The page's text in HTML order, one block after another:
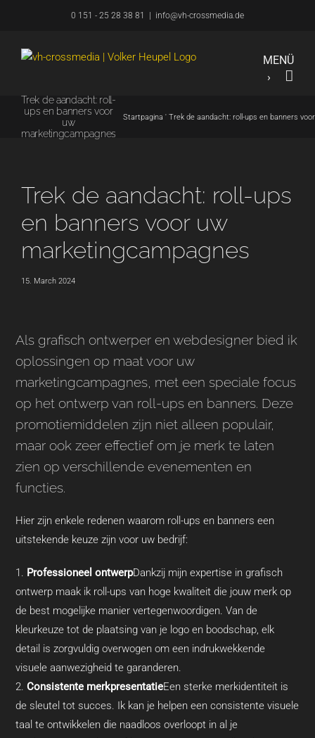
inhoud
0 151 - 25 28 38 81 info@vh-crossmedia.de
Trek de aandacht: roll-
ups en banners voor
uw
marketingcampagnes
Startpagina ' Trek de aandacht: roll-ups en banners
Trek de aandacht: roll-ups
en banners voor uw
marketingcampagnes
15. March 2024
Als grafisch ontwerper en webdesigner bied ik
oplossingen op maat voor uw
marketingcampagnes, met een speciale focus
op het ontwerp van roll-ups en banners. Deze
promotiemiddelen zijn niet alleen populair,
maar ook zeer effectief om je merk te laten
zien op verschillende evenementen en
functies.
Hier zijn enkele redenen waarom roll-ups en banners een
uitstekende keuze zijn voor uw bedrijf:
Professioneel ontwerpDankzij mijn expertise in grafisch
ontwerp maak ik roll-ups van hoge kwaliteit die jouw merk op
de best mogelijke manier vertegenwoordigen. Van de
kleurkeuze tot de plaatsing van je logo en boodschap, elk
detail is zorgvuldig overwogen om een indrukwekkende
visuele aanwezigheid te garanderen.
Consistente merkpresentatieEen sterke merkidentiteit is
de sleutel tot succes. Ik kan je helpen een consistente visuele
taal te ontwikkelen die naadloos overloopt in al je